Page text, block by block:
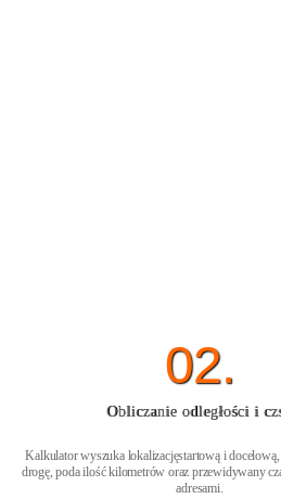
02.
Obliczanie odległości i
Kalkulator wyszuka lokalizacjęstartową i
drogę, poda ilość kilometrów oraz przewidywany
adresami.